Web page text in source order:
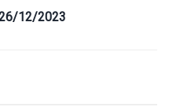
12/2023